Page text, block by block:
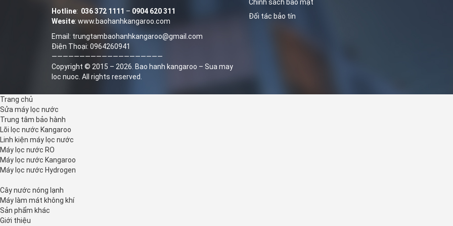
Hotline: 036 372 1111 – 0904 620 311
Wesite: www.baohanhkangaroo.com
Email: trungtambaohanhkangaroo@gmail.com
Điện Thoại: 0964260941
————————————————————
Copyright © 2015 – 2026. Bao hanh kangaroo – Sua may
loc nuoc . All rights reserved.
Chính sách bảo mật
Đối tác bảo tín